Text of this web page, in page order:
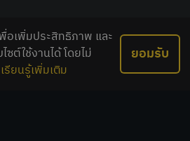
อเพิ่มประสิทธิภาพ และ
ซต์ใช้งานได้ โดยไม่
เรียนรู้เพิ่มเติม
ยอมรับ